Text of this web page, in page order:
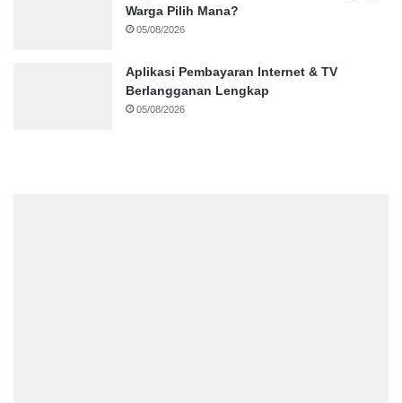
Warga Pilih Mana?
05/08/2026
Aplikasi Pembayaran Internet & TV
Berlangganan Lengkap
05/08/2026